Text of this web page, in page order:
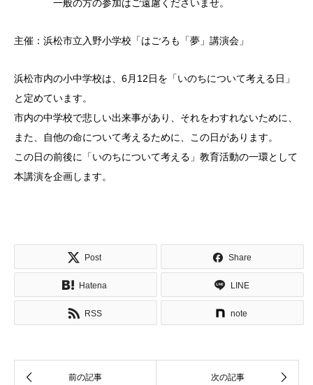
一般の方の参加はご遠慮くださいませ。
主催：浜松市立入野小学校「はごろも「夢」講演会」
浜松市内の小中学校は、6月12日を「いのちについて考える日」
と定めています。
市内の中学校で悲しい出来事があり、それをわすれないために、
また、自他の命について考えるために、この日があります。
この日の前後に「いのちについて考える」教育活動の一環として
本講演を企画します。
Post Share
Hatena LINE
RSS note